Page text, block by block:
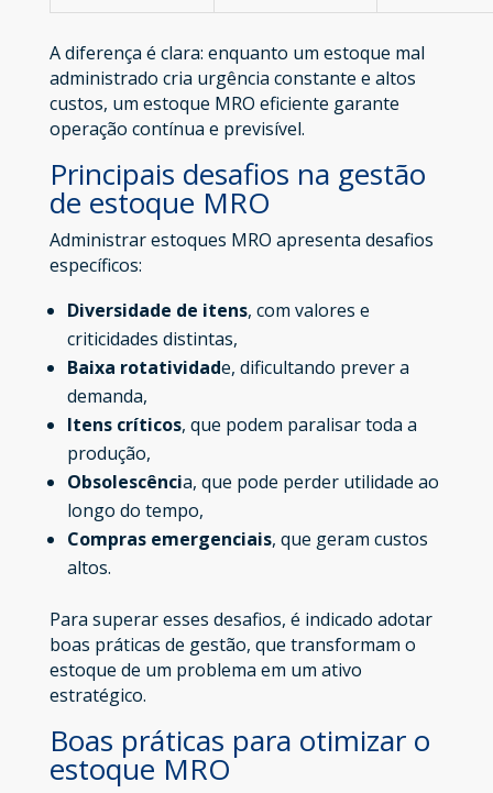
A diferença é clara: enquanto um estoque mal
administrado cria urgência constante e altos
custos, um estoque MRO eficiente garante
operação contínua e previsível.
Principais desafios na gestão
de estoque MRO
Administrar estoques MRO apresenta desafios
específicos:
Diversidade de itens, com valores e
criticidades distintas,
Baixa rotatividade, dificultando prever a
demanda,
Itens críticos, que podem paralisar toda a
produção,
Obsolescência, que pode perder utilidade ao
longo do tempo,
Compras emergenciais, que geram custos
altos.
Para superar esses desafios, é indicado adotar
boas práticas de gestão, que transformam o
estoque de um problema em um ativo
estratégico.
Boas práticas para otimizar o
estoque MRO